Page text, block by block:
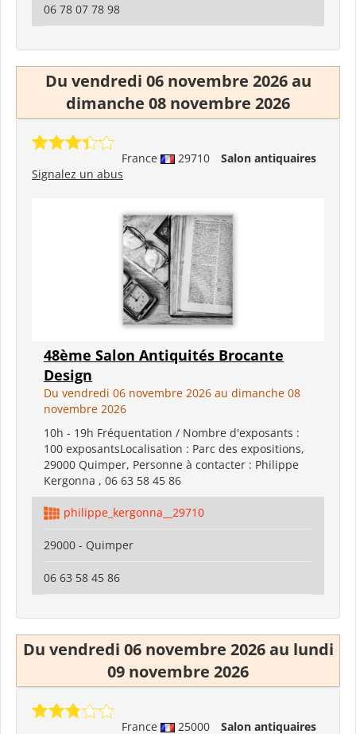
06 78 07 78 98
Du vendredi 06 novembre 2026 au
dimanche 08 novembre 2026
France 29710
Salon antiquaires
Signalez un abus
48ème Salon Antiquités Brocante
Design
Du vendredi 06 novembre 2026 au dimanche 08
novembre 2026
10h - 19h Fréquentation / Nombre d'exposants :
100 exposantsLocalisation : Parc des expositions,
29000 Quimper, Personne à contacter : Philippe
Kergonna , 06 63 58 45 86
philippe_kergonna__29710
29000 - Quimper
06 63 58 45 86
Du vendredi 06 novembre 2026 au lundi
09 novembre 2026
France 25000 Salon antiquaires